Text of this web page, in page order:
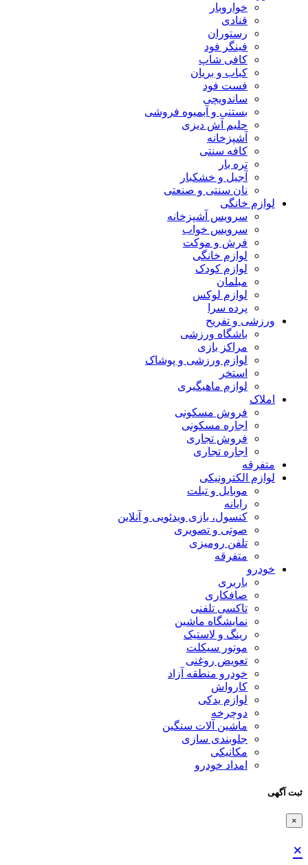
خواروبار
قنادی
رستوران
فینگر فود
کافی شاپ
کباب و بریان
فست فود
ساندویچی
بستنی و آبمیوه فروشی
حلیم آش دیزی
آشپزخانه
کافه سنتی
تره بار
آجیل و خشکبار
نان سنتی و صنعتی
لوازم خانگی
سرویس آشپزخانه
سرویس خواب
فرش و موکت
لوازم خانگی
لوازم کودک
مبلمان
لوازم لوکس
پرده سرا
ورزشی و تفریح
باشگاه ورزشی
مراکز بازی
لوازم ورزشی و پوشاک
استخر
لوازم ماهیگیری
املاک
فروش مسکونی
اجاره مسکونی
فروش تجاری
اجاره تجاری
متفرقه
لوازم الکترونیکی
موبایل و تبلت
رایانه
کنسول، بازی‌ ویدئویی و آنلاین
صوتی و تصویری
تلفن رومیزی
متفرقه
خودرو
باربری
صافکاری
تاکسی تلفنی
نمایشگاه ماشین
رینگ و لاستیک
موتور سیکلت
تعویض روغنی
خودرو منطقه آزاد
کارواش
لوازم یدکی
دوچرخه
ماشین آلات سنگین
جلوبندی سازی
مکانیکی
امداد خودرو
ثبت آگهی
×
×